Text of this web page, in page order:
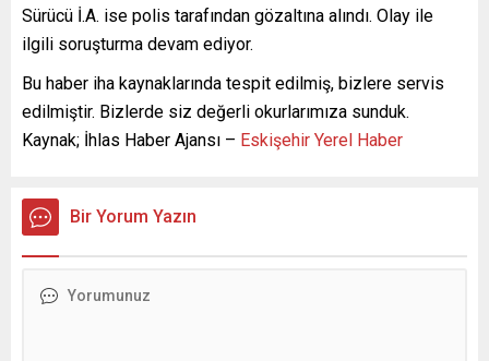
Sürücü İ.A. ise polis tarafından gözaltına alındı. Olay ile
ilgili soruşturma devam ediyor.
Bu haber iha kaynaklarında tespit edilmiş, bizlere servis
edilmiştir. Bizlerde siz değerli okurlarımıza sunduk.
Kaynak; İhlas Haber Ajansı – Eskişehir Yerel Haber
Bir Yorum Yazın